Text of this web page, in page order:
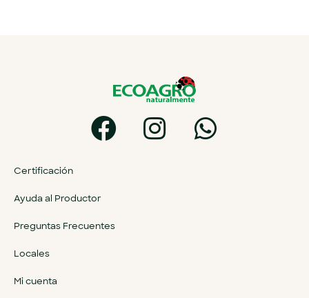
Certificación
Ayuda al Productor
Preguntas Frecuentes
Locales
Mi cuenta